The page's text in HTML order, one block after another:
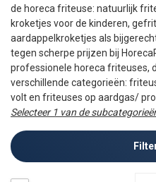
de horeca friteuse: natuurlijk
kroketjes voor de kinderen,
aardappelkroketjes als
tegen scherpe prijzen bij
professionele horeca friteuses,
verschillende categorieën:
volt en friteuses op aardgas/
Selecteer 1 van de